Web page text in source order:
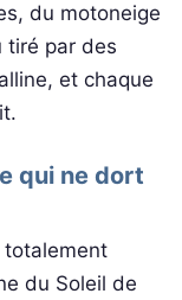
du motoneige
tiré par des
et chaque
qui ne dort
totalement
du Soleil de